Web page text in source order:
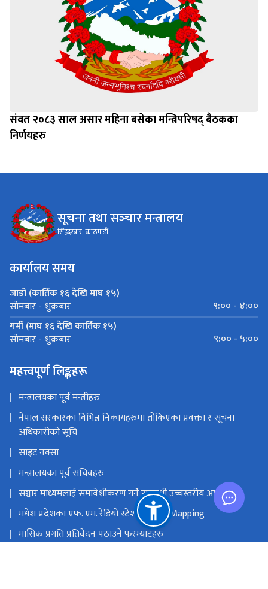
संवत २०८३ साल असार महिना बसेका मन्त्रिपरिषद् बैठकका
निर्णयहरु
सूचना तथा सञ्‍चार मन्त्रालय
सिंहदरबार, काठमाडौं
कार्यालय समय
जाडो (कार्तिक १६ देखि माघ १५)
सोमबार - शुक्रबार
९:०० - ४:००
गर्मी (माघ १६ देखि कार्तिक १५)
सोमबार - शुक्रबार ९:०० - ५:००
महत्त्वपूर्ण लिङ्कहरू
मन्त्रालयका पूर्व मन्त्रीहरु
नेपाल सरकारका विभिन्न निकायहरुमा तोकिएका प्रवक्ता र सूचना
अधिकारीको सूचि
साइट नक्सा
मन्त्रालयका पूर्व सचिवहरु
सञ्चार माध्यमलाई समावेशीकरण गर्ने सम्बन्धी उच्चस्तरीय आयोग
मधेश प्रदेशका एफ. एम. रेडियो स्टेशनको GIS Mapping
मासिक प्रगति प्रतिवेदन पठाउने फरम्याटहरु